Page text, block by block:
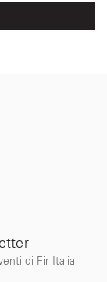
di Fir Italia